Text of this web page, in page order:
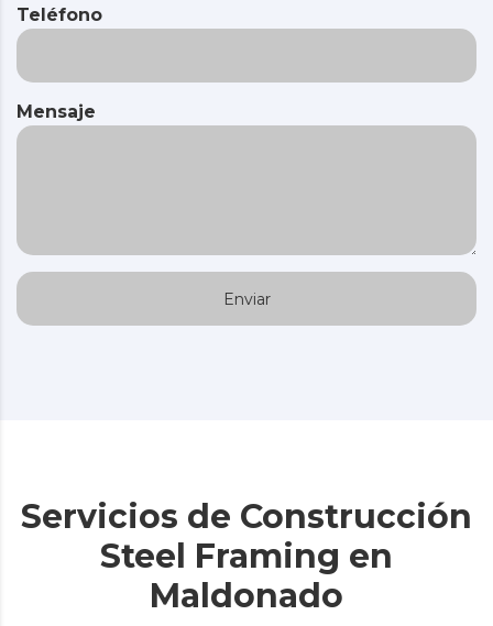
Teléfono
Mensaje
Servicios de Construcción
Steel Framing en
Maldonado